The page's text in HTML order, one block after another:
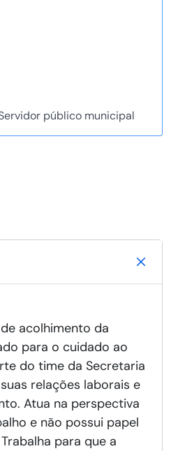
público municipal
acolhimento da
para o cuidado ao
do time da Secretaria
relações laborais e
Atua na perspectiva
e não possui papel
para que a